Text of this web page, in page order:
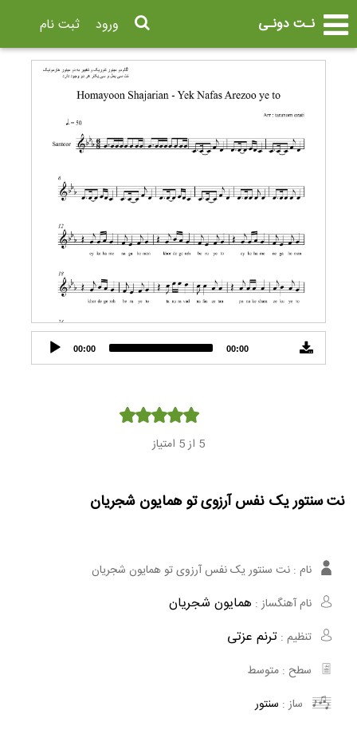
نـت دونـی ثبت نام ورود
Audio
Player
00:00 00:00
5 از 5 امتیاز
نت سنتور یک نفس آرزوی تو همایون شجریان
نام : نت سنتور یک نفس آرزوی تو همایون شجریان
نام آهنگساز : همایون شجریان
تنظیم : ترنم عزتی
سطح : متوسط
ساز : سنتور